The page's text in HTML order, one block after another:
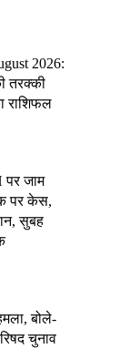
2026:
तरक्की
राशिफल
पर जाम
पर केस,
सुबह
बोले-
चुनाव